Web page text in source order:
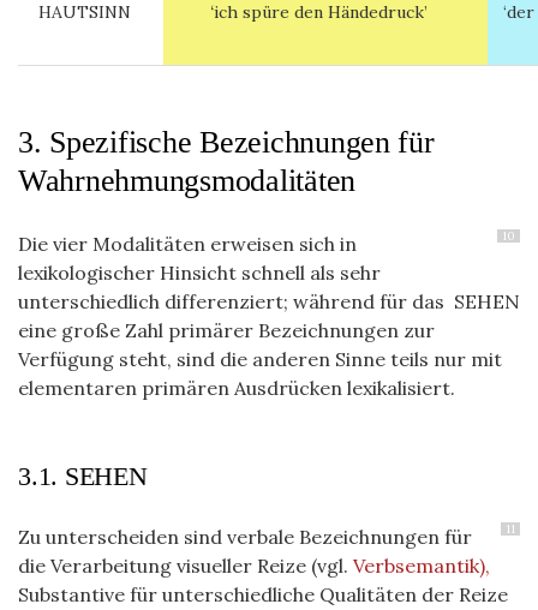
HAUTSINN
‘ich spüre den Händedruck’
3. Spezifische Bezeichnungen für
Wahrnehmungsmodalitäten
10
Die vier Modalitäten erweisen sich in
lexikologischer Hinsicht schnell als sehr
unterschiedlich differenziert; während für das SEHEN
eine große Zahl primärer Bezeichnungen zur
Verfügung steht, sind die anderen Sinne teils nur mit
elementaren primären Ausdrücken lexikalisiert.
3.1. SEHEN
11
Zu unterscheiden sind verbale Bezeichnungen für
die Verarbeitung visueller Reize (vgl. Verbsemantik),
Substantive für unterschiedliche Qualitäten der Reize